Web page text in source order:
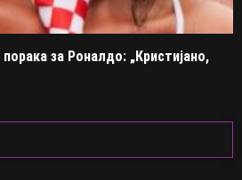
за Роналдо: „Кристијано,